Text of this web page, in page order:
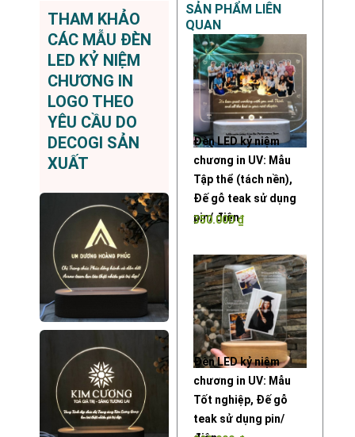
THAM KHẢO
CÁC MẪU ĐÈN
LED KỶ NIỆM
CHƯƠNG IN
LOGO THEO
YÊU CẦU DO
DECOGI SẢN
XUẤT
SẢN PHẨM LIÊN
QUAN
Đèn LED kỷ niệm
chương in UV: Mẫu
Tập thể (tách nền),
Đế gỗ teak sử dụng
pin/ điện
350.000₫
Đèn LED kỷ niệm
chương in UV: Mẫu
Tốt nghiệp, Đế gỗ
teak sử dụng pin/